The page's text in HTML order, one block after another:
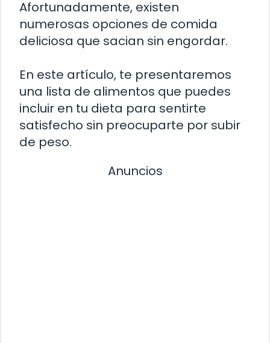
Afortunadamente, existen
numerosas opciones de comida
deliciosa que sacian sin engordar.
En este artículo, te presentaremos
una lista de alimentos que puedes
incluir en tu dieta para sentirte
satisfecho sin preocuparte por subir
de peso.
Anuncios